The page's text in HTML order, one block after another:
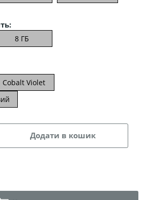
8 ГБ
Cobalt Violet
Додати в кошик